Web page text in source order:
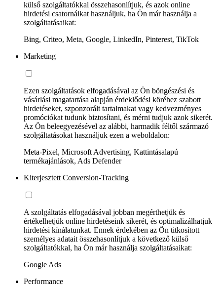
külső szolgáltatókkal összehasonlítjuk, és azok online
hirdetési csatornáikat használjuk, ha Ön már használja a
szolgáltatásaikat:
Bing, Criteo, Meta, Google, LinkedIn, Pinterest, TikTok
Marketing
Ezen szolgáltatások elfogadásával az Ön böngészési és
vásárlási magatartása alapján érdeklődési köréhez szabott
hirdetéseket, szponzorált tartalmakat vagy kedvezményes
promóciókat tudunk biztosítani, és mérni tudjuk azok sikerét.
Az Ön beleegyezésével az alábbi, harmadik féltől származó
szolgáltatásokat használjuk ezen a weboldalon:
Meta-Pixel, Microsoft Advertising, Kattintásalapú
termékajánlások, Ads Defender
Kiterjesztett Conversion-Tracking
A szolgáltatás elfogadásával jobban megérthetjük és
értékelhetjük online hirdetéseink sikerét, és optimalizálhatjuk
hirdetési kínálatunkat. Ennek érdekében az Ön titkosított
személyes adatait összehasonlítjuk a következő külső
szolgáltatókkal, ha Ön már használja szolgáltatásaikat:
Google Ads
Performance